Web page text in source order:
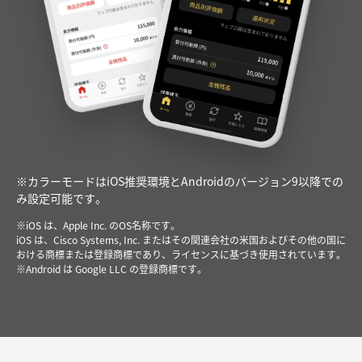
※カラーモードはiOS推奨環境とAndroidのバージョン9以降での
み設定可能です。
※iOS は、Apple Inc. のOS名称です。
iOS は、Cisco Systems, Inc. またはその関連会社の米国およびその他の国に
おける商標または登録商標であり、ライセンスに基づき使用されています。
※Android は Google LLC の登録商標です。